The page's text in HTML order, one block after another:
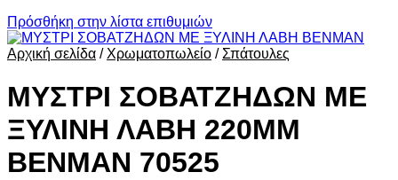
Πρόσθήκη στην λίστα επιθυμιών
Αρχική σελίδα / Χρωματοπωλείο / Σπάτουλες
ΜΥΣΤΡΙ ΣΟΒΑΤΖΗΔΩΝ ΜΕ
ΞΥΛΙΝΗ ΛΑΒΗ 220MM
BENMAN 70525